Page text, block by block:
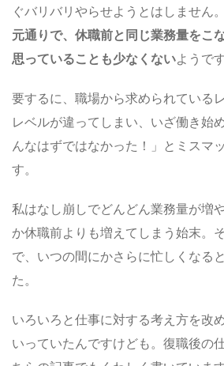
ぐバリバリやらせようとはしません。
元通りで、休職前と同じ業務量をこ
思っていることも少なくないようです
要するに、職場から求められている
レベルが違ってしまい、いざ働き始
んなはずではなかった！」とミスマ
す。
私はなし崩しでどんどん業務量が増
か休職前よりも増えてしまう始末。
で、いつの間にかさらに忙しくなる
た。
いろいろと仕事に対する考え方を改
いっていたんですけども。復職後の